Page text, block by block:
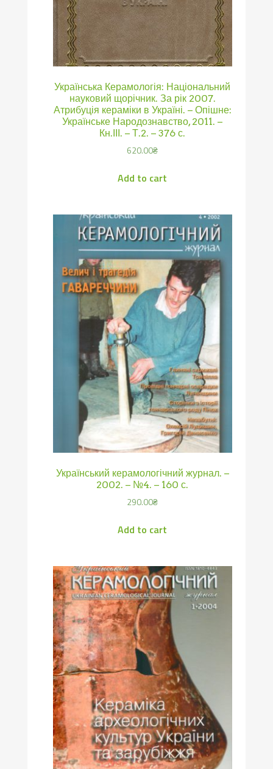
Українська Керамологія: Національний
науковий щорічник. За рік 2007.
Атрибуція кераміки в Україні. – Опішне:
Українське Народознавство, 2011. –
Кн.ІІІ. – Т.2. – 376 с.
620.00₴
Add to cart
Український керамологічний журнал. –
2002. – №4. – 160 с.
290.00₴
Add to cart